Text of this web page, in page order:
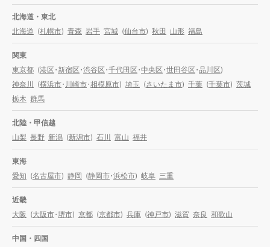
北海道・東北
北海道 (札幌市) 青森 岩手 宮城 (仙台市) 秋田 山形 福島
関東
東京都 (港区・新宿区・渋谷区・千代田区・中央区・世田谷区・品川区)
神奈川
(横浜市・ 川崎市・相模原市) 埼玉 (さいたま市) 千葉 (千葉市) 茨城
栃木 群馬
北陸・甲信越
山梨 長野 新潟 (新潟市) 石川 富山 福井
東海
愛知 (名古屋市) 静岡 (静岡市・浜松市) 岐阜 三重
近畿
大阪 (大阪市・堺市) 京都 (京都市) 兵庫 (神戸市) 滋賀 奈良 和歌山
中国・四国